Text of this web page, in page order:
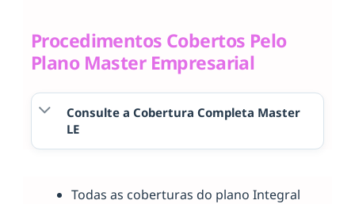
Procedimentos Cobertos Pelo
Plano Master Empresarial
Consulte a Cobertura Completa Master
LE
Todas as coberturas do plano Integral